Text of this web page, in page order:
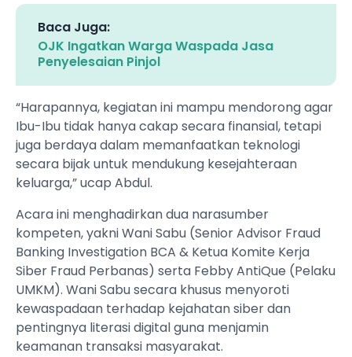
Baca Juga:
OJK Ingatkan Warga Waspada Jasa
Penyelesaian Pinjol
“Harapannya, kegiatan ini mampu mendorong agar
Ibu-Ibu tidak hanya cakap secara finansial, tetapi
juga berdaya dalam memanfaatkan teknologi
secara bijak untuk mendukung kesejahteraan
keluarga,” ucap Abdul.
Acara ini menghadirkan dua narasumber
kompeten, yakni Wani Sabu (Senior Advisor Fraud
Banking Investigation BCA & Ketua Komite Kerja
Siber Fraud Perbanas) serta Febby AntiQue (Pelaku
UMKM). Wani Sabu secara khusus menyoroti
kewaspadaan terhadap kejahatan siber dan
pentingnya literasi digital guna menjamin
keamanan transaksi masyarakat.